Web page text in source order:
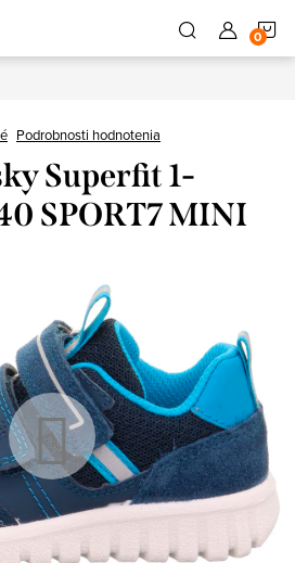
Podrobnosti hodnotenia
Superfit 1-
SPORT7 MINI